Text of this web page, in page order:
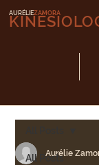
AURÉLIEZAMORA
All Posts
Aurélie